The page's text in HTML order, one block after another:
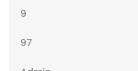
9
97